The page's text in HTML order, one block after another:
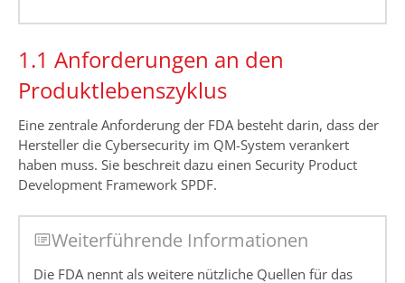
1.1 Anforderungen an den
Produktlebenszyklus
Eine zentrale Anforderung der FDA besteht darin, dass der
Hersteller die Cybersecurity im QM-System verankert
haben muss. Sie beschreit dazu einen Security Product
Development Framework SPDF.
Weiterführende Informationen
Die FDA nennt als weitere nützliche Quellen für das